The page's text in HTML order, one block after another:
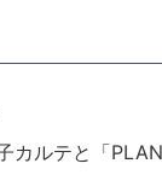
カルテと「